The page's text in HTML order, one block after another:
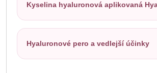
Kyselina hyaluronová aplikovaná
Hyaluronové pero a vedlejší účinky